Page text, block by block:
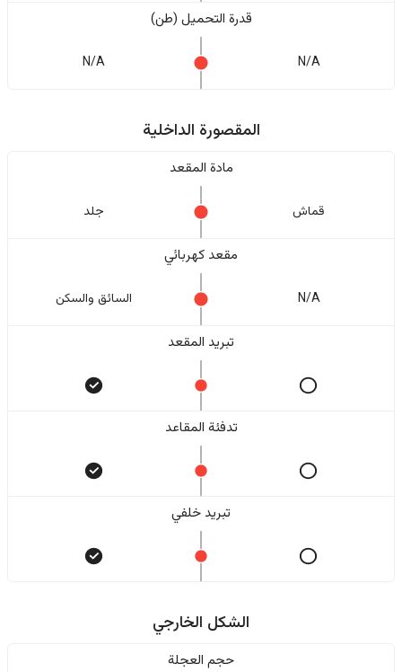
قدرة التحميل (طن)
N/A
N/A
المقصورة الداخلية
مادة المقعد
قماش جلد
مقعد كهربائي
N/A السائق والسکن
تبريد المقعد
تدفئة المقاعد
تبريد خلفي
الشكل الخارجي
حجم العجلة